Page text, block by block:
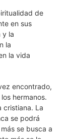
de
en sus
y la
la
la vida
encontrado,
hermanos.
cristiana. La
se podrá
se busca a